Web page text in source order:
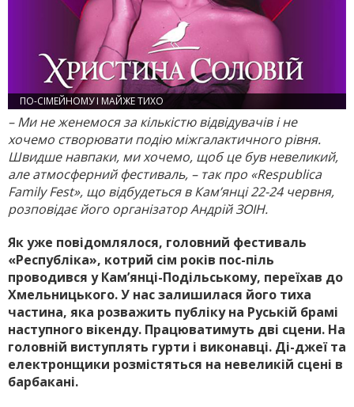
ПО-СІМЕЙНОМУ І МАЙЖЕ ТИХО
– Ми не женемося за кількістю відвідувачів і не
хочемо створювати подію міжгалактичного рівня.
Швидше навпаки, ми хо­чемо, щоб це був невеликий,
але атмосферний фестиваль, – так про «Respublica
Family Fest», що відбудеться в Кам’янці 22-24 червня,
розповідає його організатор Андрій ЗОІН.
Як уже повідомлялося, головний фестиваль
«Респуб­ліка», котрий сім років пос­-піль
проводився у Кам’янці-­Подільському, переїхав до
Хмельницького. У нас залишилася його тиха
частина, яка розважить публіку на Руській брамі
наступного вікенду. Працюватимуть дві сцени. На
головній виступлять гурти і виконавці. Ді-джеї та
елект­ронщики розмістяться на невеликій сцені в
барбакані.